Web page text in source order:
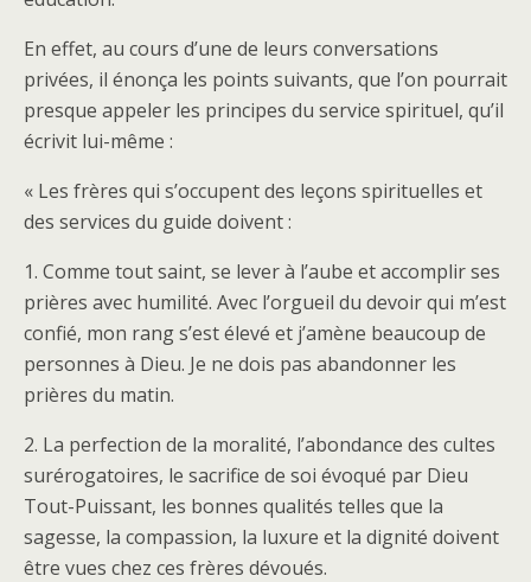
En effet, au cours d’une de leurs conversations
privées, il énonça les points suivants, que l’on pourrait
presque appeler les principes du service spirituel, qu’il
écrivit lui-même :
« Les frères qui s’occupent des leçons spirituelles et
des services du guide doivent :
1. Comme tout saint, se lever à l’aube et accomplir ses
prières avec humilité. Avec l’orgueil du devoir qui m’est
confié, mon rang s’est élevé et j’amène beaucoup de
personnes à Dieu. Je ne dois pas abandonner les
prières du matin.
2. La perfection de la moralité, l’abondance des cultes
surérogatoires, le sacrifice de soi évoqué par Dieu
Tout-Puissant, les bonnes qualités telles que la
sagesse, la compassion, la luxure et la dignité doivent
être vues chez ces frères dévoués.